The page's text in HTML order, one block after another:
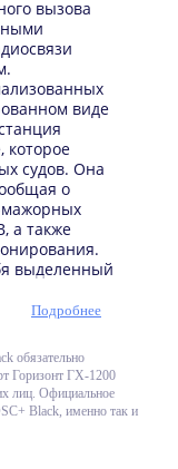
вызова
виде
которое
судов. Она
о
мажорных
а также
выделенный
не
частоте
в
на
-
Подробнее
обязательно
Горизонт ГХ-1200
лиц. Официальное
Black, именно так и